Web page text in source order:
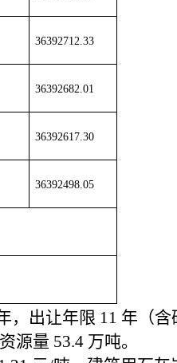
36392712.33
36392682.01
36392617.30
36392498.05
，出让年限 11 年（含
源量 53.4 万吨。